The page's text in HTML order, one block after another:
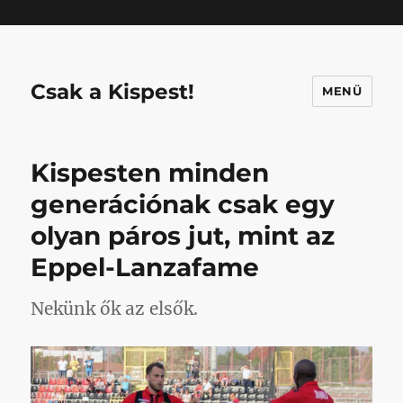
Csak a Kispest! MENÜ
Kispesten minden
generációnak csak egy
olyan páros jut, mint az
Eppel-Lanzafame
Nekünk ők az elsők.